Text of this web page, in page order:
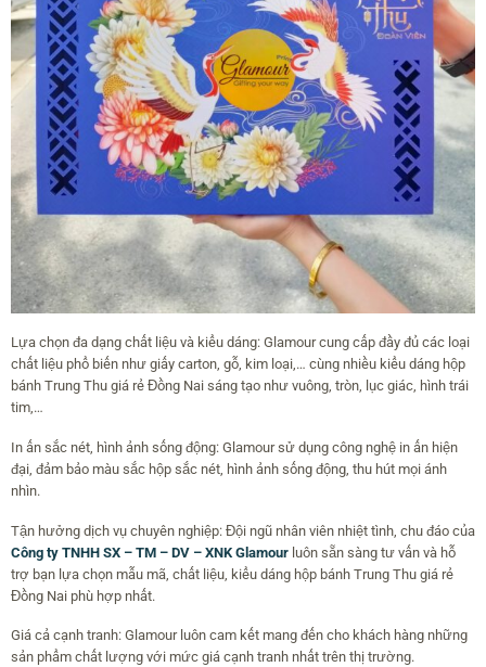
Lựa chọn đa dạng chất liệu và kiểu dáng: Glamour cung cấp đầy đủ các loại
chất liệu phổ biến như giấy carton, gỗ, kim loại,… cùng nhiều kiểu dáng hộp
bánh Trung Thu giá rẻ Đồng Nai sáng tạo như vuông, tròn, lục giác, hình trái
tim,…
In ấn sắc nét, hình ảnh sống động: Glamour sử dụng công nghệ in ấn hiện
đại, đảm bảo màu sắc hộp sắc nét, hình ảnh sống động, thu hút mọi ánh
nhìn.
Tận hưởng dịch vụ chuyên nghiệp: Đội ngũ nhân viên nhiệt tình, chu đáo của
Công ty TNHH SX – TM – DV – XNK Glamourluôn sẵn sàng tư vấn và hỗ
trợ bạn lựa chọn mẫu mã, chất liệu, kiểu dáng hộp bánh Trung Thu giá rẻ
Đồng Nai phù hợp nhất.
Giá cả cạnh tranh: Glamour luôn cam kết mang đến cho khách hàng những
sản phẩm chất lượng với mức giá cạnh tranh nhất trên thị trường.